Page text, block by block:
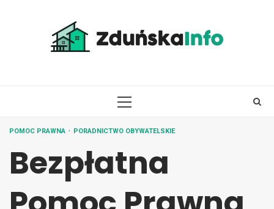
PRIMARY
POMOC PRAWNA PORADNICTWO OBYWATELSKIE
Bezpłatna